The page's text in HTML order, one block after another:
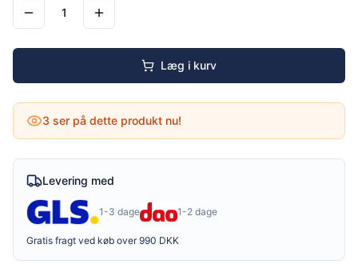
1
Læg i kurv
3 ser på dette produkt nu!
Levering med
1-3 dage 1-2 dage
Gratis fragt ved køb over 990 DKK